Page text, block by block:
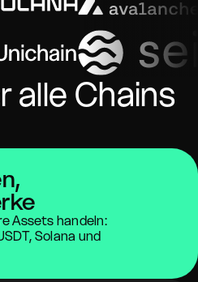
alle Chains
Assets handeln:
Solana und